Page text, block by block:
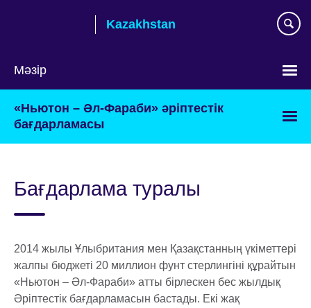
Kazakhstan
Мәзір
таңдаңыз
«Ньютон – Әл-Фараби» әріптестік
бағдарламасы
Бағдарлама туралы
2014 жылы Ұлыбритания мен Қазақстанның үкіметтері
жалпы бюджеті 20 миллион фунт стерлингіні құрайтын
«Ньютон – Әл-Фараби» атты бірлескен бес жылдық
Әріптестік бағдарламасын бастады. Екі жақ